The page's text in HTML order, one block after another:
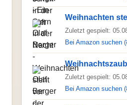
Weihnachten
Zuletzt gespielt:
Bei Amazon suchen
Zuletzt gespielt:
Bei Amazon suchen